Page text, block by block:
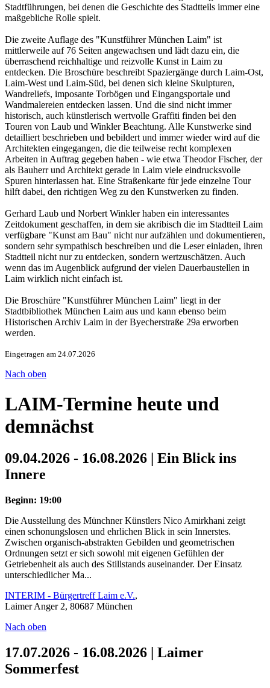
Stadtführungen, bei denen die Geschichte des Stadtteils immer eine
maßgebliche Rolle spielt.
Die zweite Auflage des "Kunstführer München Laim" ist
mittlerweile auf 76 Seiten angewachsen und lädt dazu ein, die
überraschend reichhaltige und reizvolle Kunst in Laim zu
entdecken. Die Broschüre beschreibt Spaziergänge durch Laim-Ost,
Laim-West und Laim-Süd, bei denen sich kleine Skulpturen,
Wandreliefs, imposante Torbögen und Eingangsportale und
Wandmalereien entdecken lassen. Und die sind nicht immer
historisch, auch künstlerisch wertvolle Graffiti finden bei den
Touren von Laub und Winkler Beachtung. Alle Kunstwerke sind
detailliert beschrieben und bebildert und immer wieder wird auf die
Architekten eingegangen, die die teilweise recht komplexen
Arbeiten in Auftrag gegeben haben - wie etwa Theodor Fischer, der
als Bauherr und Architekt gerade in Laim viele eindrucksvolle
Spuren hinterlassen hat. Eine Straßenkarte für jede einzelne Tour
hilft dabei, den richtigen Weg zu den Kunstwerken zu finden.
Gerhard Laub und Norbert Winkler haben ein interessantes
Zeitdokument geschaffen, in dem sie akribisch die im Stadtteil Laim
verfügbare "Kunst am Bau" nicht nur aufzählen und dokumentieren,
sondern sehr sympathisch beschreiben und die Leser einladen, ihren
Stadtteil nicht nur zu entdecken, sondern wertzuschätzen. Auch
wenn das im Augenblick aufgrund der vielen Dauerbaustellen in
Laim wirklich nicht einfach ist.
Die Broschüre "Kunstführer München Laim" liegt in der
Stadtbibliothek München Laim aus und kann ebenso beim
Historischen Archiv Laim in der Byecherstraße 29a erworben
werden.
Eingetragen am 24.07.2026
Nach oben
LAIM-Termine heute und
demnächst
09.04.2026 - 16.08.2026 | Ein Blick ins
Innere
Beginn: 19:00
Die Ausstellung des Münchner Künstlers Nico Amirkhani zeigt
einen schonungslosen und ehrlichen Blick in sein Innerstes.
Zwischen organisch-abstrakten Gebilden und geometrischen
Ordnungen setzt er sich sowohl mit eigenen Gefühlen der
Getriebenheit als auch des Stillstands auseinander. Der Einsatz
unterschiedlicher Ma...
INTERIM - Bürgertreff Laim e.V.,
Laimer Anger 2, 80687 München
Nach oben
17.07.2026 - 16.08.2026 | Laimer
Sommerfest